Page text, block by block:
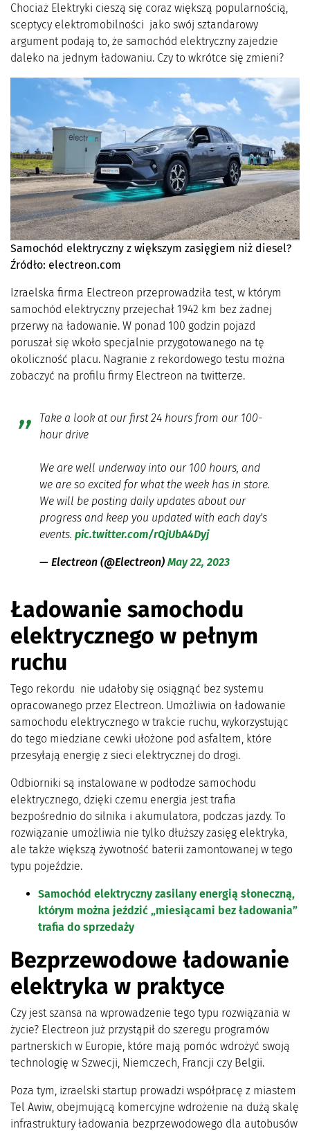
Chociaż Elektryki cieszą się coraz większą popularnością,
sceptycy elektromobilności jako swój sztandarowy
argument podają to, że samochód elektryczny zajedzie
daleko na jednym ładowaniu. Czy to wkrótce się zmieni?
Samochód elektryczny z większym zasięgiem niż diesel?
Źródło: electreon.com
Izraelska firma Electreon przeprowadziła test, w którym
samochód elektryczny przejechał 1942 km bez żadnej
przerwy na ładowanie. W ponad 100 godzin pojazd
poruszał się wkoło specjalnie przygotowanego na tę
okoliczność placu. Nagranie z rekordowego testu można
zobaczyć na profilu firmy Electreon na twitterze.
Take a look at our first 24 hours from our 100-
hour drive
We are well underway into our 100 hours, and
we are so excited for what the week has in store.
We will be posting daily updates about our
progress and keep you updated with each day's
events. pic.twitter.com/rQjUbA4Dyj
— Electreon (@Electreon) May 22, 2023
Ładowanie samochodu
elektrycznego w pełnym
ruchu
Tego rekordu nie udałoby się osiągnąć bez systemu
opracowanego przez Electreon. Umożliwia on ładowanie
samochodu elektrycznego w trakcie ruchu, wykorzystując
do tego miedziane cewki ułożone pod asfaltem, które
przesyłają energię z sieci elektrycznej do drogi.
Odbiorniki są instalowane w podłodze samochodu
elektrycznego, dzięki czemu energia jest trafia
bezpośrednio do silnika i akumulatora, podczas jazdy. To
rozwiązanie umożliwia nie tylko dłuższy zasięg elektryka,
ale także większą żywotność baterii zamontowanej w tego
typu pojeździe.
Samochód elektryczny zasilany energią słoneczną,
którym można jeździć „miesiącami bez ładowania”
trafia do sprzedaży
Bezprzewodowe ładowanie
elektryka w praktyce
Czy jest szansa na wprowadzenie tego typu rozwiązania w
życie? Electreon już przystąpił do szeregu programów
partnerskich w Europie, które mają pomóc wdrożyć swoją
technologię w Szwecji, Niemczech, Francji czy Belgii.
Poza tym, izraelski startup prowadzi współpracę z miastem
Tel Awiw, obejmującą komercyjne wdrożenie na dużą skalę
infrastruktury ładowania bezprzewodowego dla autobusów